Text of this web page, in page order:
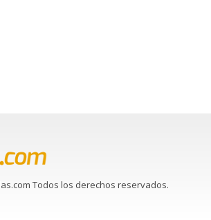
Todos los derechos reservados.